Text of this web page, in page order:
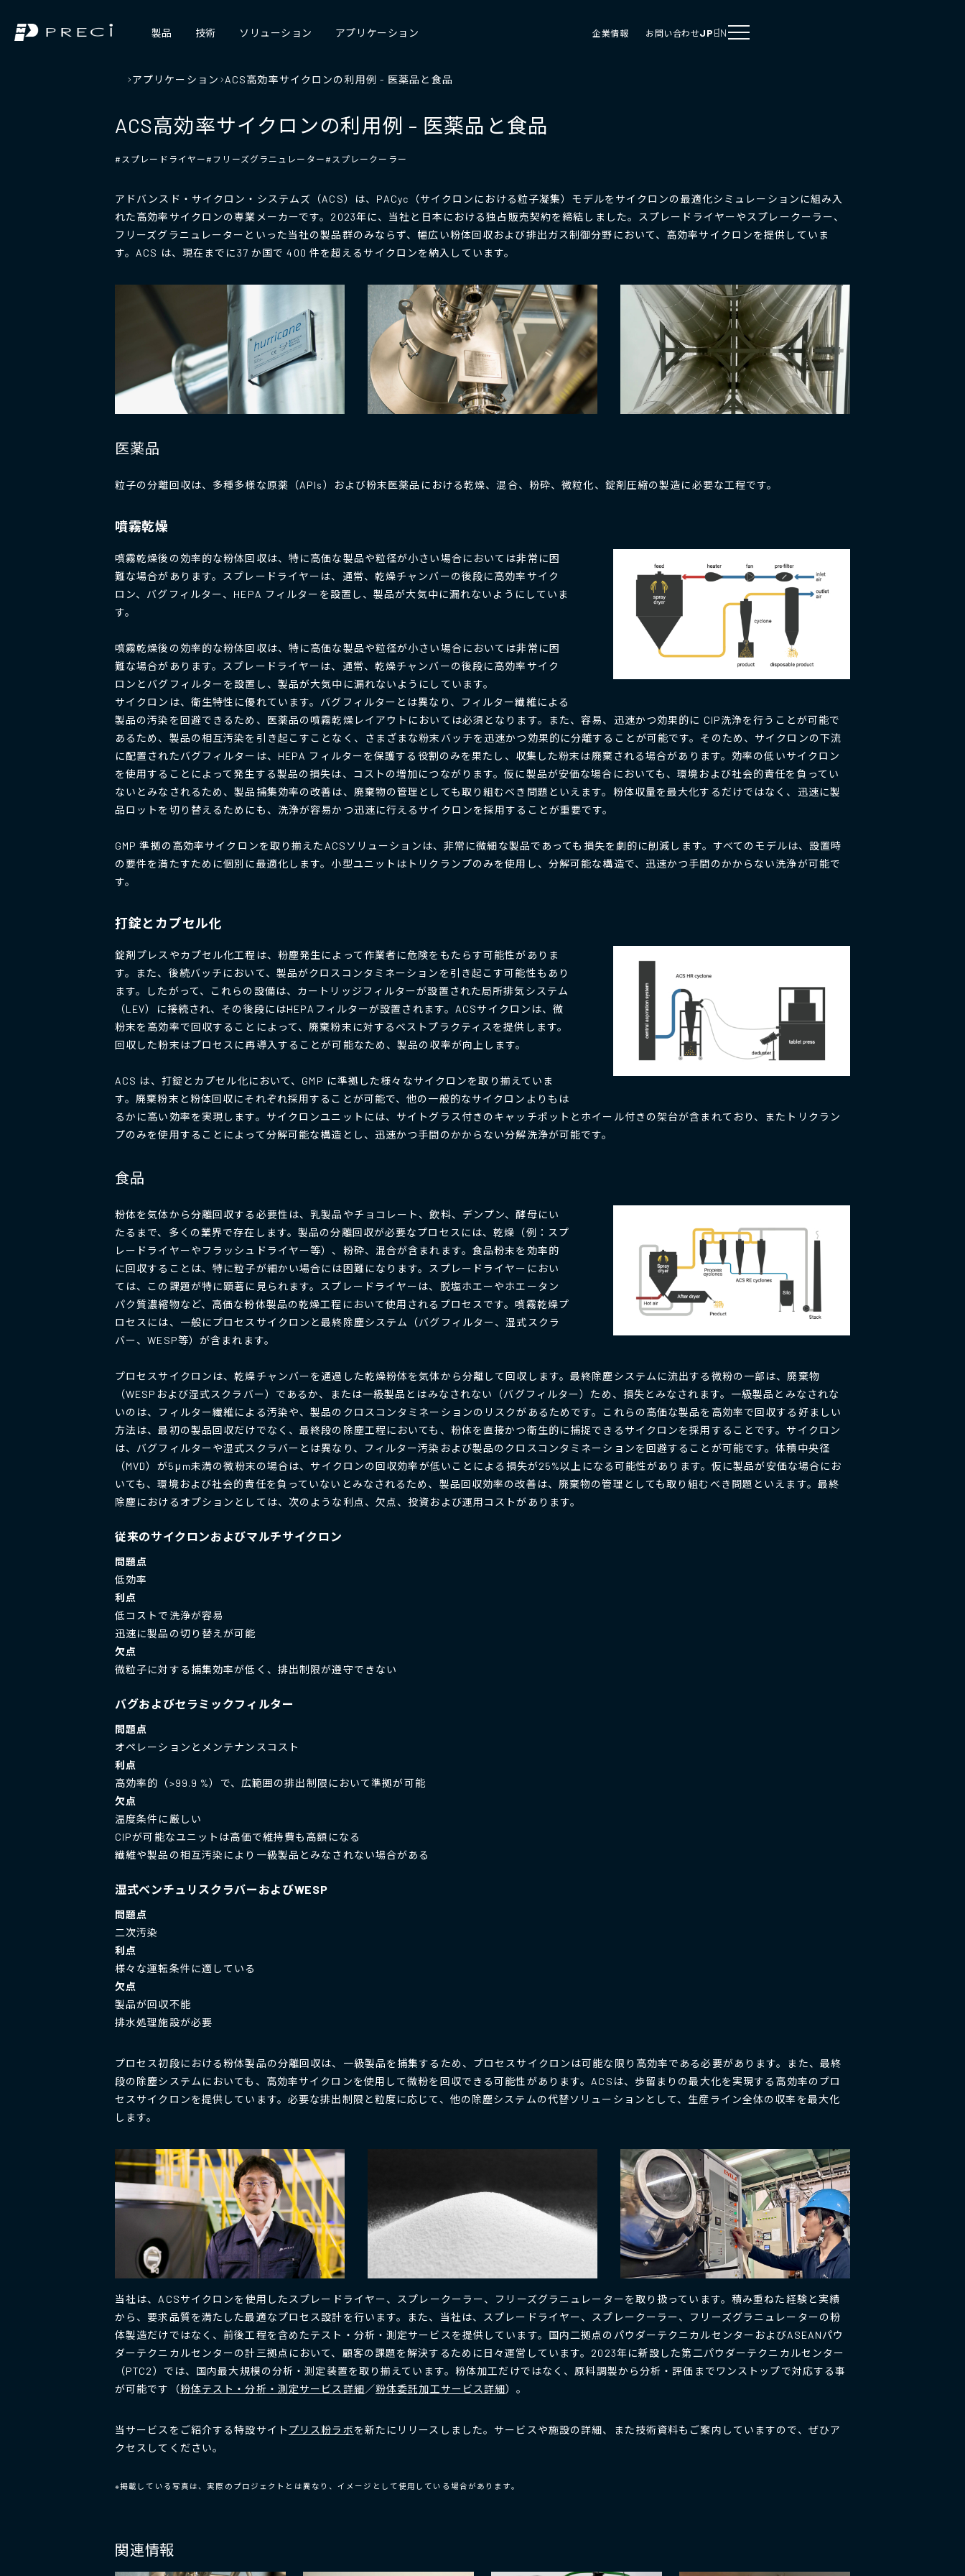
製品 技術 ソリューション アプリケーション 企業情報 お問い合わせJPEN
アプリケーション ACS高効率サイクロンの利用例 - 医薬品と食品
ACS高効率サイクロンの利用例 – 医薬品と食品
#スプレードライヤー #フリーズグラニュレーター #スプレークーラー
アドバンスド・サイクロン・システムズ（ACS）は、PACyc（サイクロンにおける粒子凝集）モデルをサイクロンの最適化シミュレーションに組み入
れた高効率サイクロンの専業メーカーです。2023年に、当社と日本における独占販売契約を締結しました。スプレードライヤーやスプレークーラー、
フリーズグラニュレーターといった当社の製品群のみならず、幅広い粉体回収および排出ガス制御分野において、高効率サイクロンを提供していま
す。ACS は、現在までに37 か国で 400 件を超えるサイクロンを納入しています。
医薬品
粒子の分離回収は、多種多様な原薬（APIs）および粉末医薬品における乾燥、混合、粉砕、微粒化、錠剤圧縮の製造に必要な工程です。
噴霧乾燥
噴霧乾燥後の効率的な粉体回収は、特に高価な製品や粒径が小さい場合においては非常に困
難な場合があります。スプレードライヤーは、通常、乾燥チャンバーの後段に高効率サイク
ロン、バグフィルター、HEPA フィルターを設置し、製品が大気中に漏れないようにしていま
す。
噴霧乾燥後の効率的な粉体回収は、特に高価な製品や粒径が小さい場合においては非常に困
難な場合があります。スプレードライヤーは、通常、乾燥チャンバーの後段に高効率サイク
ロンとバグフィルターを設置し、製品が大気中に漏れないようにしています。
サイクロンは、衛生特性に優れています。バグフィルターとは異なり、フィルター繊維による
製品の汚染を回避できるため、医薬品の噴霧乾燥レイアウトにおいては必須となります。また、容易、迅速かつ効果的に CIP洗浄を行うことが可能で
あるため、製品の相互汚染を引き起こすことなく、さまざまな粉末バッチを迅速かつ効果的に分離することが可能です。そのため、サイクロンの下流
に配置されたバグフィルターは、HEPA フィルターを保護する役割のみを果たし、収集した粉末は廃棄される場合があります。効率の低いサイクロン
を使用することによって発生する製品の損失は、コストの増加につながります。仮に製品が安価な場合においても、環境および社会的責任を負ってい
ないとみなされるため、製品捕集効率の改善は、廃棄物の管理としても取り組むべき問題といえます。粉体収量を最大化するだけではなく、迅速に製
品ロットを切り替えるためにも、洗浄が容易かつ迅速に行えるサイクロンを採用することが重要です。
GMP 準拠の高効率サイクロンを取り揃えたACSソリューションは、非常に微細な製品であっても損失を劇的に削減します。すべてのモデルは、設置時
の要件を満たすために個別に最適化します。小型ユニットはトリクランプのみを使用し、分解可能な構造で、迅速かつ手間のかからない洗浄が可能で
す。
打錠とカプセル化
錠剤プレスやカプセル化工程は、粉塵発生によって作業者に危険をもたらす可能性がありま
す。また、後続バッチにおいて、製品がクロスコンタミネーションを引き起こす可能性もあり
ます。したがって、これらの設備は、カートリッジフィルターが設置された局所排気システム
（LEV）に接続され、その後段にはHEPAフィルターが設置されます。ACSサイクロンは、微
粉末を高効率で回収することによって、廃棄粉末に対するベストプラクティスを提供します。
回収した粉末はプロセスに再導入することが可能なため、製品の収率が向上します。
ACS は、打錠とカプセル化において、GMP に準拠した様々なサイクロンを取り揃えていま
す。廃棄粉末と粉体回収にそれぞれ採用することが可能で、他の一般的なサイクロンよりもは
るかに高い効率を実現します。サイクロンユニットには、サイトグラス付きのキャッチポットとホイール付きの架台が含まれており、またトリクラン
プのみを使用することによって分解可能な構造とし、迅速かつ手間のかからない分解洗浄が可能です。
食品
粉体を気体から分離回収する必要性は、乳製品やチョコレート、飲料、デンプン、酵母にい
たるまで、多くの業界で存在します。製品の分離回収が必要なプロセスには、乾燥（例：スプ
レードライヤーやフラッシュドライヤー等）、粉砕、混合が含まれます。食品粉末を効率的
に回収することは、特に粒子が細かい場合には困難になります。スプレードライヤーにおい
ては、この課題が特に顕著に見られます。スプレードライヤーは、脱塩ホエーやホエータン
パク質濃縮物など、高価な粉体製品の乾燥工程において使用されるプロセスです。噴霧乾燥プ
ロセスには、一般にプロセスサイクロンと最終除塵システム（バグフィルター、湿式スクラ
バー、WESP等）が含まれます。
プロセスサイクロンは、乾燥チャンバーを通過した乾燥粉体を気体から分離して回収します。最終除塵システムに流出する微粉の一部は、廃棄物
（WESPおよび湿式スクラバー）であるか、または一級製品とはみなされない（バグフィルター）ため、損失とみなされます。一級製品とみなされな
いのは、フィルター繊維による汚染や、製品のクロスコンタミネーションのリスクがあるためです。これらの高価な製品を高効率で回収する好ましい
方法は、最初の製品回収だけでなく、最終段の除塵工程においても、粉体を直接かつ衛生的に捕捉できるサイクロンを採用することです。サイクロン
は、バグフィルターや湿式スクラバーとは異なり、フィルター汚染および製品のクロスコンタミネーションを回避することが可能です。体積中央径
（MVD）が5μm未満の微粉末の場合は、サイクロンの回収効率が低いことによる損失が25%以上になる可能性があります。仮に製品が安価な場合にお
いても、環境および社会的責任を負っていないとみなされるため、製品回収効率の改善は、廃棄物の管理としても取り組むべき問題といえます。最終
除塵におけるオプションとしては、次のような利点、欠点、投資および運用コストがあります。
従来のサイクロンおよびマルチサイクロン
問題点
低効率
利点
低コストで洗浄が容易
迅速に製品の切り替えが可能
欠点
微粒子に対する捕集効率が低く、排出制限が遵守できない
バグおよびセラミックフィルター
問題点
オペレーションとメンテナンスコスト
利点
高効率的（>99.9 %）で、広範囲の排出制限において準拠が可能
欠点
温度条件に厳しい
CIPが可能なユニットは高価で維持費も高額になる
繊維や製品の相互汚染により一級製品とみなされない場合がある
湿式ベンチュリスクラバーおよびWESP
問題点
二次汚染
利点
様々な運転条件に適している
欠点
製品が回収不能
排水処理施設が必要
プロセス初段における粉体製品の分離回収は、一級製品を捕集するため、プロセスサイクロンは可能な限り高効率である必要があります。また、最終
段の除塵システムにおいても、高効率サイクロンを使用して微粉を回収できる可能性があります。ACSは、歩留まりの最大化を実現する高効率のプロ
セスサイクロンを提供しています。必要な排出制限と粒度に応じて、他の除塵システムの代替ソリューションとして、生産ライン全体の収率を最大化
します。
当社は、ACSサイクロンを使用したスプレードライヤー、スプレークーラー、フリーズグラニュレーターを取り扱っています。積み重ねた経験と実績
から、要求品質を満たした最適なプロセス設計を行います。また、当社は、スプレードライヤー、スプレークーラー、フリーズグラニュレーターの粉
体製造だけではなく、前後工程を含めたテスト・分析・測定サービスを提供しています。国内二拠点のパウダーテクニカルセンターおよびASEANパウ
ダーテクニカルセンターの計三拠点において、顧客の課題を解決するために日々運営しています。2023年に新設した第二パウダーテクニカルセンター
（PTC2）では、国内最大規模の分析・測定装置を取り揃えています。粉体加工だけではなく、原料調製から分析・評価までワンストップで対応する事
が可能です（粉体テスト・分析・測定サービス詳細／粉体委託加工サービス詳細）。
当サービスをご紹介する特設サイト プリス粉ラボを新たにリリースしました。サービスや施設の詳細、また技術資料もご案内していますので、ぜひア
クセスしてください。
※掲載している写真は、実際のプロジェクトとは異なり、イメージとして使用している場合があります。
関連情報